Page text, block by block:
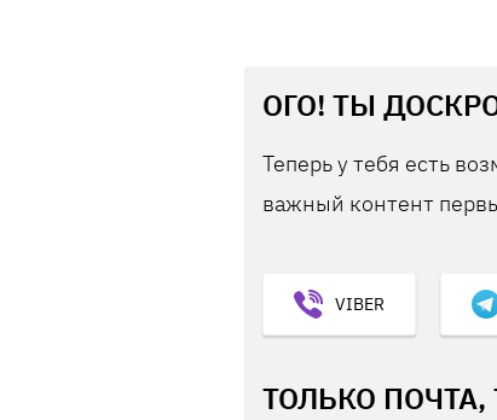
ОГО! ТЫ
Теперь у тебя есть
важный контент
VIBER
ТОЛЬКО ПОЧТА,